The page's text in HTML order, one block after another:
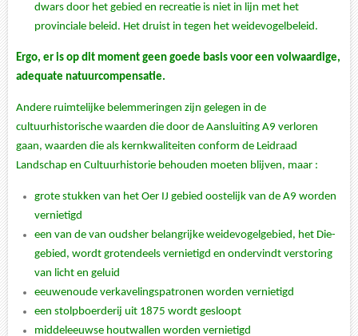
dwars door het gebied en recreatie is niet in lijn met het
provinciale beleid. Het druist in tegen het weidevogelbeleid.
Ergo, er is op dit moment geen goede basis voor een volwaardige,
adequate natuurcompensatie.
Andere ruimtelijke belemmeringen zijn gelegen in de
cultuurhistorische waarden die door de Aansluiting A9 verloren
gaan, waarden die als kernkwaliteiten conform de Leidraad
Landschap en Cultuurhistorie behouden moeten blijven, maar :
grote stukken van het Oer IJ gebied oostelijk van de A9 worden
vernietigd
een van de van oudsher belangrijke weidevogelgebied, het Die-
gebied, wordt grotendeels vernietigd en ondervindt verstoring
van licht en geluid
eeuwenoude verkavelingspatronen worden vernietigd
een stolpboerderij uit 1875 wordt gesloopt
middeleeuwse houtwallen worden vernietigd